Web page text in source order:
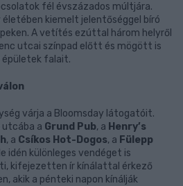
fél évszázados múltjára.
kiemelt jelentőséggel bíró
A vetítés ezúttal három helyről
utcai színpad előtt és mögött is
épületek falait.
várja a Bloomsday látogatóit.
utcába a Grund Pub, a Henry’s
, a Csíkos Hot-Dogos, a Fülepp
idén különleges vendéget is
kifejezetten ír kínálattal érkező
akik a pénteki napon kínálják